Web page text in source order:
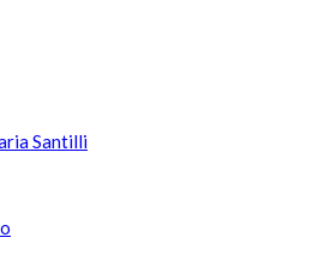
Santilli